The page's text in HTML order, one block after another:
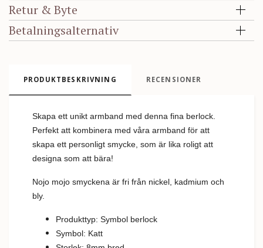
Retur & Byte
Betalningsalternativ
PRODUKTBESKRIVNING RECENSIONER
Skapa ett unikt armband med denna fina berlock.
Perfekt att kombinera med våra armband för att
skapa ett personligt smycke, som är lika roligt att
designa som att bära!
Nojo mojo smyckena är fri från nickel, kadmium och
bly.
Produkttyp: Symbol berlock
Symbol: Katt